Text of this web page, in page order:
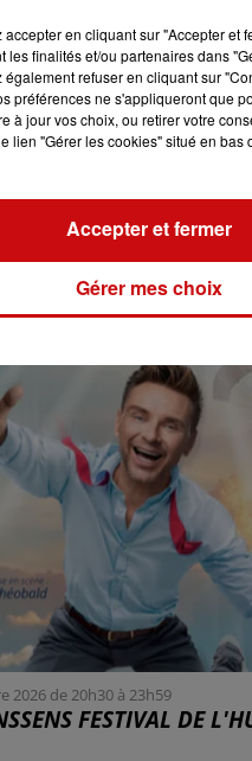
FESTIVAL DE
2026 de 20h30 à 23h59
FESTIVAL DE
accepter en cliquant sur "Accepter et
les finalités et/ou partenaires dans
également refuser en cliquant sur
préférences ne s'appliqueront que
à jour vos choix, ou retirer votre
lien "Gérer les cookies" situé en bas
Gérer mes choix
Accepter et fermer